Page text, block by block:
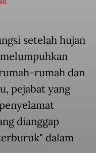
setelah hujan
rumah dan
pejabat yang
dianggap
dalam